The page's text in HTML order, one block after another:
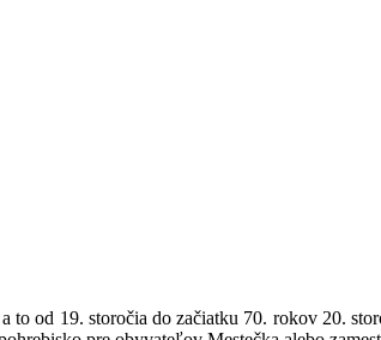
od 19. storočia do začiatku 70. rokov 20.